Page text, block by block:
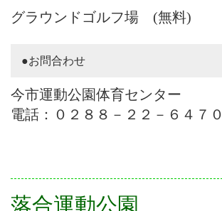
グラウンドゴルフ場 (無料)
●お問合わせ
今市運動公園体育センター
電話：０２８８－２２－６４７０
落合運動公園